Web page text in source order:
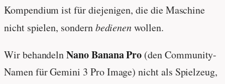
Kompendium ist für diejenigen, die die Maschine
nicht spielen, sondernbedienenwollen.
Wir behandelnNano Banana Pro (den Community-
Namen für Gemini 3 Pro Image) nicht als Spielzeug,